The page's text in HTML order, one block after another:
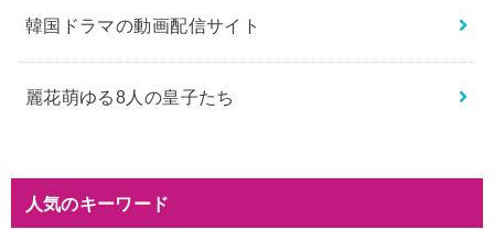
韓国ドラマの動画配信サイト
麗花萌ゆる8人の皇子たち
人気のキーワード